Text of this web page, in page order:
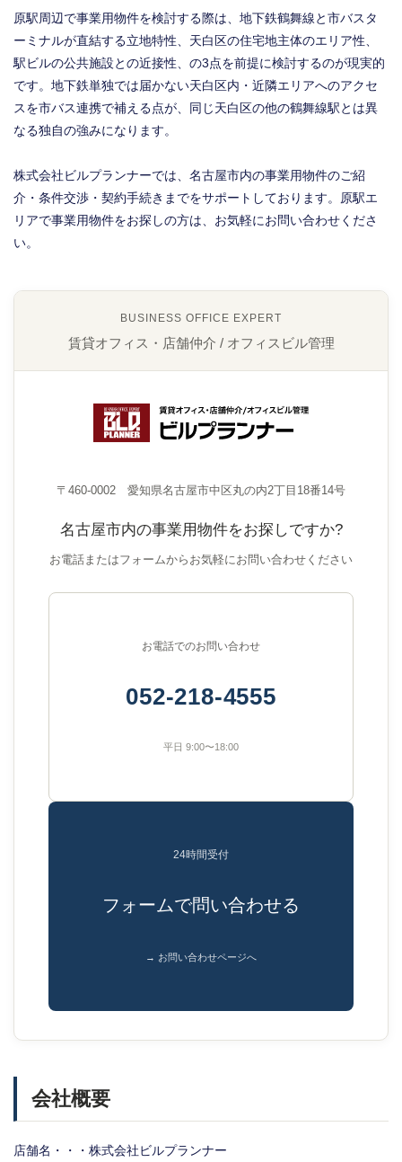
原駅周辺で事業用物件を検討する際は、地下鉄鶴舞線と市バスタ
ーミナルが直結する立地特性、天白区の住宅地主体のエリア性、
駅ビルの公共施設との近接性、の3点を前提に検討するのが現実的
です。地下鉄単独では届かない天白区内・近隣エリアへのアクセ
スを市バス連携で補える点が、同じ天白区の他の鶴舞線駅とは異
なる独自の強みになります。
株式会社ビルプランナーでは、名古屋市内の事業用物件のご紹
介・条件交渉・契約手続きまでをサポートしております。原駅エ
リアで事業用物件をお探しの方は、お気軽にお問い合わせくださ
い。
BUSINESS OFFICE EXPERT
賃貸オフィス・店舗仲介 / オフィスビル管理
〒460-0002 愛知県名古屋市中区丸の内2丁目18番14号
名古屋市内の事業用物件をお探しですか?
お電話またはフォームからお気軽にお問い合わせください
お電話でのお問い合わせ
052-218-4555
平日 9:00〜18:00
24時間受付
フォームで問い合わせる
→ お問い合わせページへ
会社概要
店舗名・・・株式会社ビルプランナー